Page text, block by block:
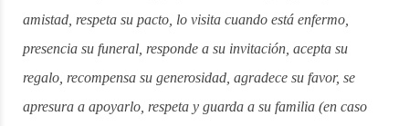
amistad, respeta su pacto, lo visita cuando está enfermo,
presencia su funeral, responde a su invitación, acepta su
regalo, recompensa su generosidad, agradece su favor, se
apresura a apoyarlo, respeta y guarda a su familia (en caso